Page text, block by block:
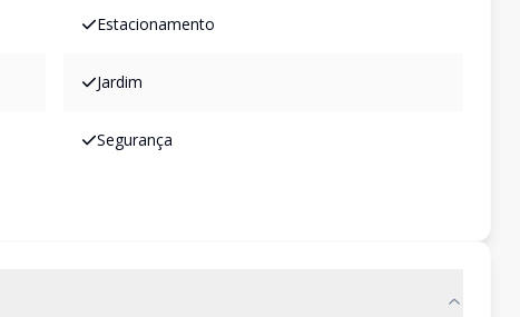
Estacionamento
Jardim
Segurança